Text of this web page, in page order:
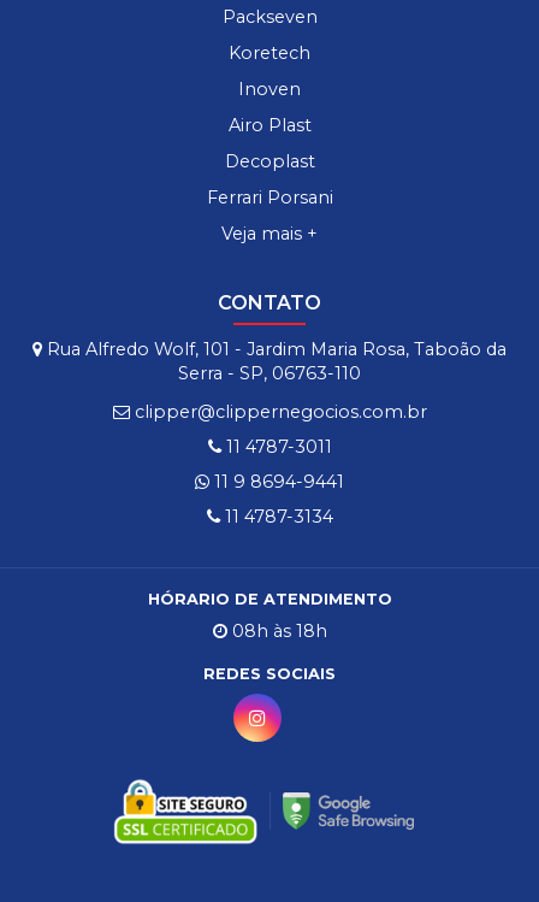
Packseven
Koretech
Inoven
Airo Plast
Decoplast
Ferrari Porsani
Veja mais +
CONTATO
Rua Alfredo Wolf, 101 - Jardim Maria Rosa, Taboão da
Serra - SP, 06763-110
clipper@clippernegocios.com.br
11 4787-3011
11 9 8694-9441
11 4787-3134
HÓRARIO DE ATENDIMENTO
08h às 18h
REDES SOCIAIS